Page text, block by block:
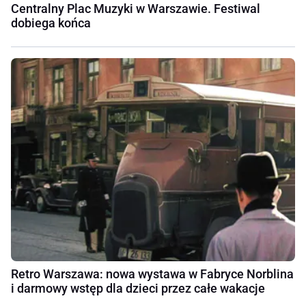
Centralny Plac Muzyki w Warszawie. Festiwal
dobiega końca
Retro Warszawa: nowa wystawa w Fabryce Norblina
i darmowy wstęp dla dzieci przez całe wakacje